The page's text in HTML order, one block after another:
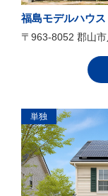
福島モデルハウス
〒963-8052 郡山
単独